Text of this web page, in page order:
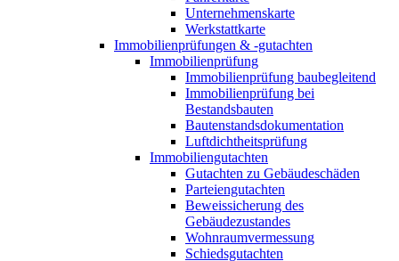
Unternehmenskarte
Werkstattkarte
Immobilienprüfungen & -gutachten
Immobilienprüfung
Immobilienprüfung baubegleitend
Immobilienprüfung bei
Bestandsbauten
Bautenstandsdokumentation
Luftdichtheitsprüfung
Immobiliengutachten
Gutachten zu Gebäudeschäden
Parteiengutachten
Beweissicherung des
Gebäudezustandes
Wohnraumvermessung
Schiedsgutachten